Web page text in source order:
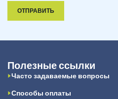
ОТПРАВИТЬ
Полезные ссылки
Часто задаваемые вопросы
Способы оплаты